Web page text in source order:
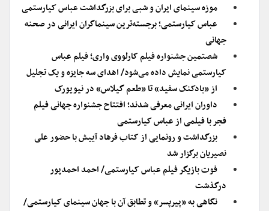
موزه سینمای ایران و شبی برای بزرگداشت عباس کیارستمی
عباس کیارستمی؛ برجسته‌ترین سینماگران ایرانی در صحنه
جهانی
شصتمین جشنواره فیلم کارلووی واری؛ فیلم عباس
کیارستمی نمایش داده می‌شود/ اهدای سه جایزه و یک تجلیل
از «بادکنک سفید» تا «طعم گیلاس» در نیویورک
داوران ایرانی معرفی شدند؛ افتتاح جشنواره جهانی فیلم
فجر با فیلمی از عباس کیارستمی
بزرگداشت و رونمایی از کتاب فرهاد آییش با حضور علی
نصیریان برگزار شد
فوت بازیگر فیلم عباس کیارستمی/ احمد احمدپور
درگذشت
نگاهی به «پیرپسر» و تطابق آن با جهان سینمای کیارستمی/